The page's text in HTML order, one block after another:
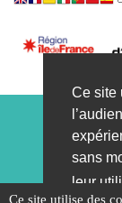
Ce site
sans
leur
Visite
Devis
Ce site utilise des